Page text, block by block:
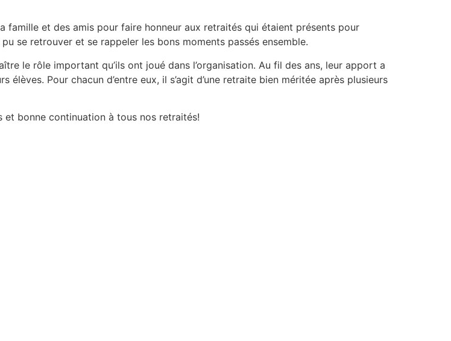
famille et des amis pour faire honneur aux retraités qui étaient présents pour
se retrouver et se rappeler les bons moments passés ensemble.
le rôle important qu’ils ont joué dans l’organisation. Au fil des ans, leur apport a
Pour chacun d’entre eux, il s’agit d’une retraite bien méritée après plusieurs
et bonne continuation à tous nos retraités!